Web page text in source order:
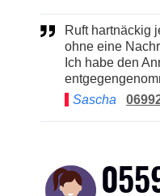
Ruft hartnäckig jeden Nachmittag an,
ohne eine
Ich habe den
Sascha